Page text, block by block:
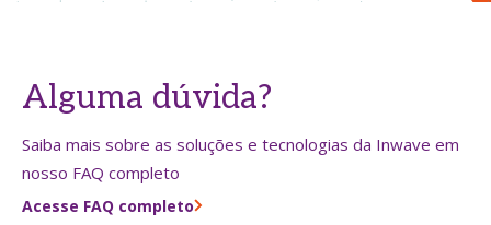
Alguma dúvida?
Saiba mais sobre as soluções e tecnologias da Inwave em
nosso FAQ completo
Acesse FAQ completo